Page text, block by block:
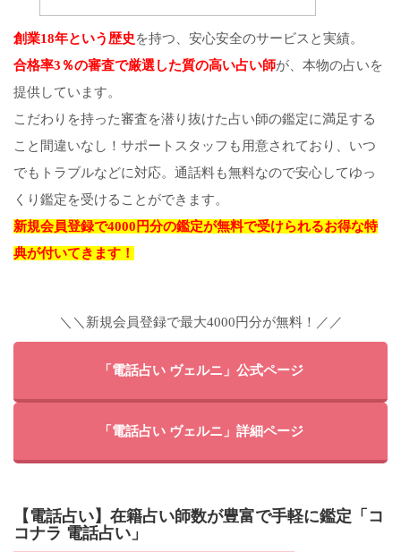
創業18年という歴史を持つ、安心安全のサービスと実績。
合格率3％の審査で厳選した質の高い占い師が、本物の占いを
提供しています。
こだわりを持った審査を潜り抜けた占い師の鑑定に満足する
こと間違いなし！サポートスタッフも用意されており、いつ
でもトラブルなどに対応。通話料も無料なので安心してゆっ
くり鑑定を受けることができます。
新規会員登録で4000円分の鑑定が無料で受けられるお得な特
典が付いてきます！
＼＼新規会員登録で最大4000円分が無料！／／
「電話占い ヴェルニ」公式ページ
「電話占い ヴェルニ」詳細ページ
【電話占い】在籍占い師数が豊富で手軽に鑑定「コ
コナラ 電話占い」